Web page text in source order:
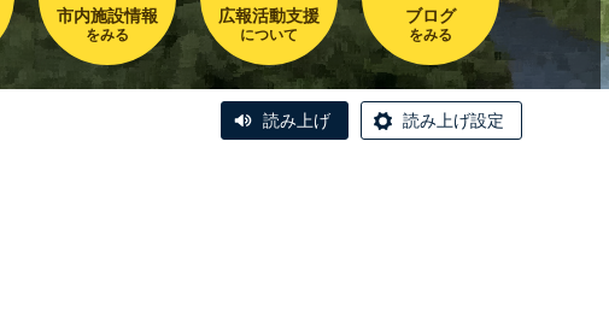
市内施設情報
をみる
広報活動支援
について
ブログ
をみる
読み上げ 読み上げ設定